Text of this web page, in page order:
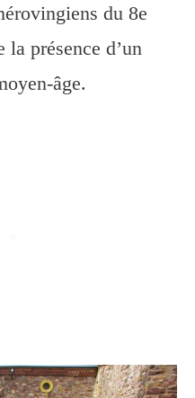
du 8e
présence d’un
âge.